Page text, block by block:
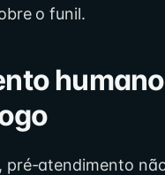
o funil.
pré-atendimento